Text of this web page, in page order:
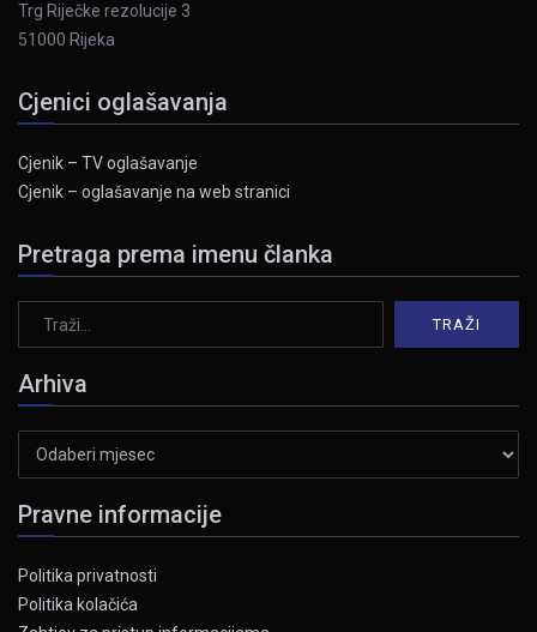
Trg Riječke rezolucije 3
51000 Rijeka
Cjenici oglašavanja
Cjenik – TV oglašavanje
Cjenik – oglašavanje na web stranici
Pretraga prema imenu članka
Arhiva
Pravne informacije
Politika privatnosti
Politika kolačića